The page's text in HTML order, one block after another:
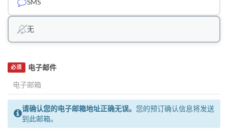
SMS
无
电子邮件
必须
请确认您的电子邮箱地址正确无误。 您的预订确认信息将发送
到此邮箱。